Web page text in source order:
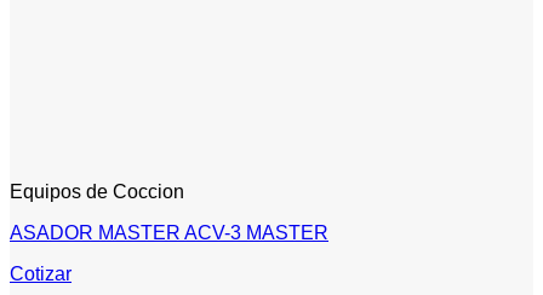
Equipos de Coccion
ASADOR MASTER ACV-3 MASTER
Cotizar